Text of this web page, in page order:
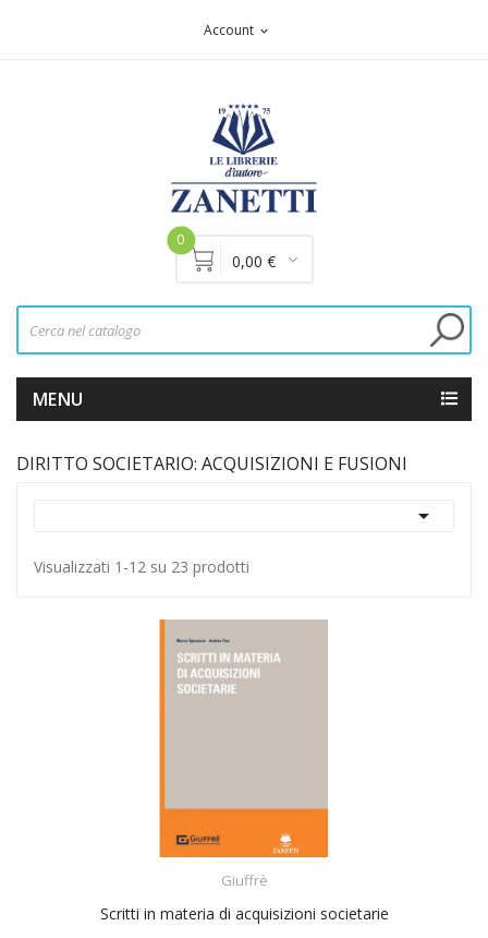
Account expand_more
0
0,00 €
MENU
DIRITTO SOCIETARIO: ACQUISIZIONI E FUSIONI

Visualizzati 1-12 su 23 prodotti
Giuffrè
Scritti in materia di acquisizioni societarie